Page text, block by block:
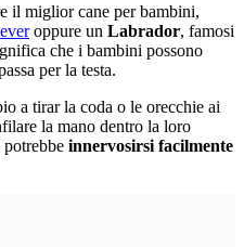
il miglior cane per bambini,
oppure un Labrador, famosi
che i bambini possono
per la testa.
a tirar la coda o le orecchie ai
la mano dentro la loro
innervosirsi facilmente